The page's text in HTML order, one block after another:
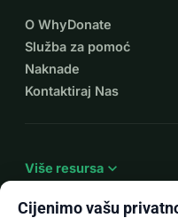
O WhyDonate
Služba za pomoć
Naknade
Kontaktiraj Nas
Više resursa expand_more
Cijenimo vašu